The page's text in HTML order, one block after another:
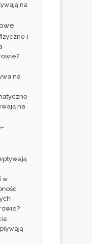
na
i
na
na
w